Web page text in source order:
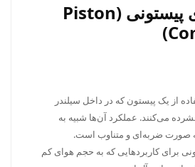
کمپرسورهای پیستونی (Piston
از یک پیستون که در داخل سیلندر
می‌کنند. عملکرد آن‌ها شبیه به
صورت ضربه‌ای و متناوب است.
برای کاربردهایی که به حجم هوای کم